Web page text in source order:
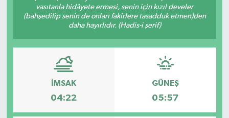
vasıtanla hidâyete ermesi, senin için kızıl develer
(bahşedilip senin de onları fakirlere tasadduk etmen)den
daha hayırlıdır. (Hadis-i şerif)
İMSAK
04:22
GÜNEŞ
05:57
Devrek
ÇEVRE
BİLİM VE TEKNOLOJİ